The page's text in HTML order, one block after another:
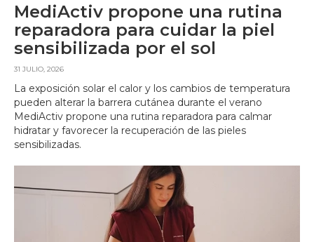
MediActiv propone una rutina
reparadora para cuidar la piel
sensibilizada por el sol
31 JULIO, 2026
La exposición solar el calor y los cambios de temperatura
pueden alterar la barrera cutánea durante el verano
MediActiv propone una rutina reparadora para calmar
hidratar y favorecer la recuperación de las pieles
sensibilizadas.